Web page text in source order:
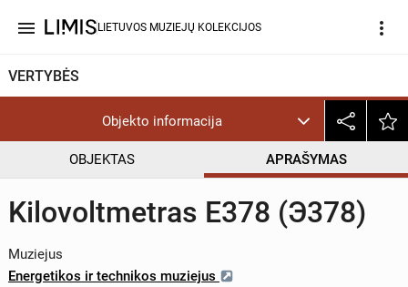
menu LIETUVOS MUZIEJŲ KOLEKCIJOS more_vert
VERTYBĖS
Objekto informacija
OBJEKTAS APRAŠYMAS
Kilovoltmetras E378 (Э378)
Muziejus
Energetikos ir technikos muziejus